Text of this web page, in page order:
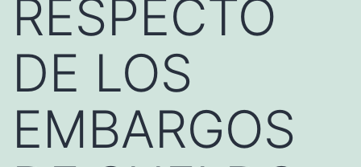
RESPECTO
DE LOS
EMBARGOS